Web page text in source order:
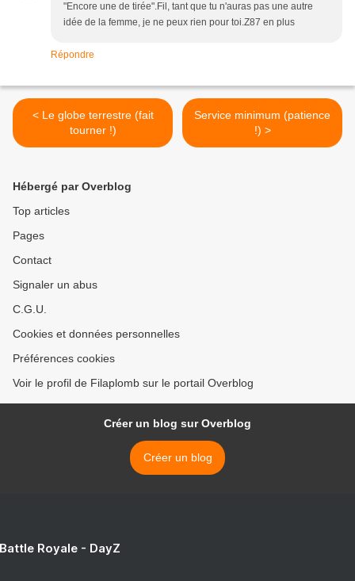
"Encore une de tirée".Fil, tant que tu n'auras pas une autre
idée de la femme, je ne peux rien pour toi.Z87 en plus
Répondre
< Le globe terrestre (fait
tourner !)
Service minimum (patience
!) >
Hébergé par Overblog
Top articles
Pages
Contact
Signaler un abus
C.G.U.
Cookies et données personnelles
Préférences cookies
Voir le profil de Filaplomb sur le portail Overblog
Créer un blog sur Overblog
Créer un blog
Royale - DayZ